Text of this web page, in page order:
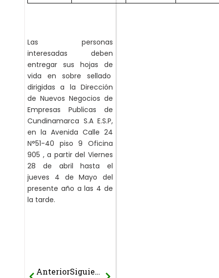
Las personas
interesadas deben
entregar sus hojas de
vida en sobre sellado
dirigidas a la Dirección
de Nuevos Negocios de
Empresas Publicas de
Cundinamarca S.A E.S.P,
en la Avenida Calle 24
N°51-40 piso 9 Oficina
905 , a partir del Viernes
28 de abril hasta el
jueves 4 de Mayo del
presente año a las 4 de
la tarde.
Prev
Anterior Siguiente Next